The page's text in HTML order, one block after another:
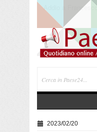
Saracena.
Pandolfi
2023/02/20